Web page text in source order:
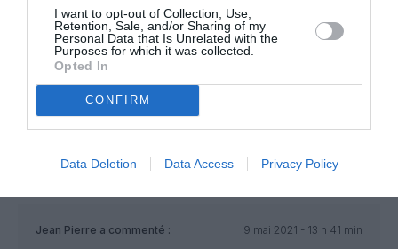
I want to opt-out of Collection, Use,
Retention, Sale, and/or Sharing of my
Personal Data that Is Unrelated with the
Purposes for which it was collected.
Opted In
CONFIRM
Data Deletion Data Access Privacy Policy
Et cet IATA,quel lobbying impuissant pour faire ouvrir toutes
les frontières ,même les plus hermétiques,face au désastre
qui touche l’aéronautique!La plupart des pays d’Afrique sont
ouverts et n’ont pourtant pas la couverture sanitaire des pays
nantis qui persistent à rester fermés,qui vaccinent très
dès qu’ils entrouvriront la porte!
RÉPONDRE
Jean Pierre a commenté :
9 mai 2021 - 13 h 41 min